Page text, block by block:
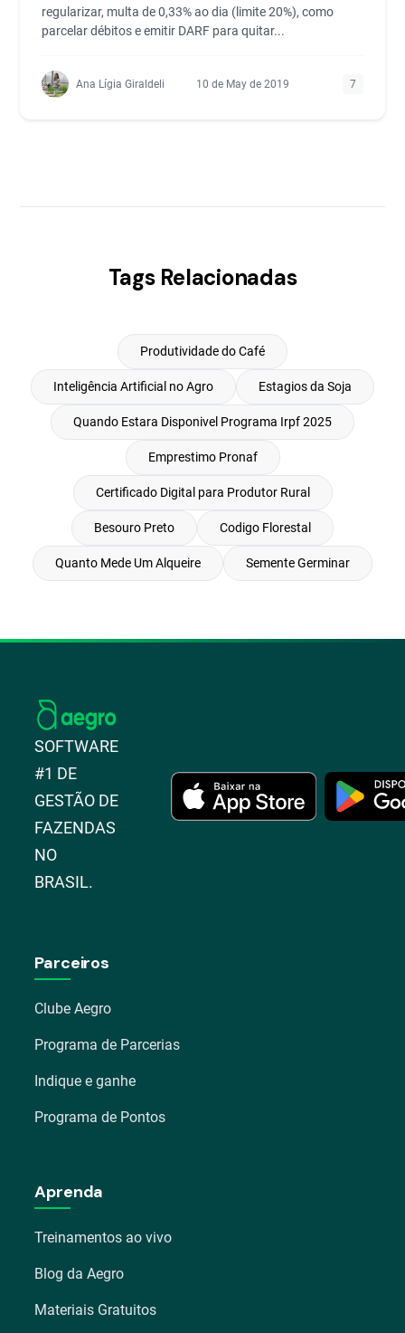
regularizar, multa de 0,33% ao dia (limite 20%), como
parcelar débitos e emitir DARF para quitar...
Ana Lígia Giraldeli 10 de May de 2019 7
Tags Relacionadas
Produtividade do Café
Inteligência Artificial no Agro Estagios da Soja
Quando Estara Disponivel Programa Irpf 2025
Emprestimo Pronaf
Certificado Digital para Produtor Rural
Besouro Preto Codigo Florestal
Quanto Mede Um Alqueire Semente Germinar
SOFTWARE
#1 DE
GESTÃO DE
FAZENDAS
NO
BRASIL.
Parceiros
Clube Aegro
Programa de Parcerias
Indique e ganhe
Programa de Pontos
Aprenda
Treinamentos ao vivo
Blog da Aegro
Materiais Gratuitos